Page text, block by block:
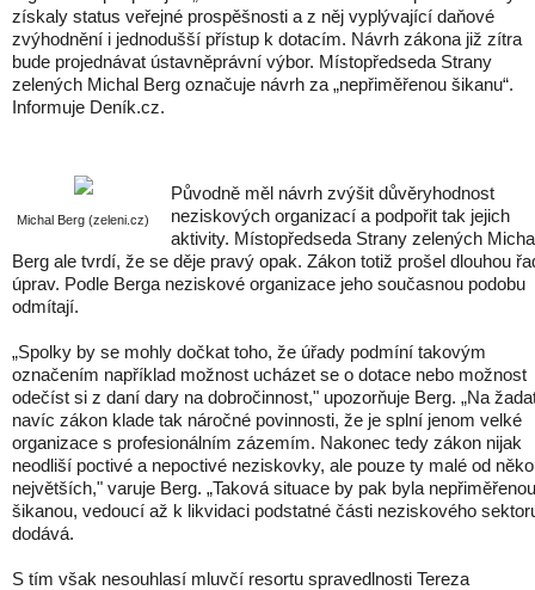
získaly status veřejné prospěšnosti a z něj vyplývající daňové
zvýhodnění i jednodušší přístup k dotacím. Návrh zákona již zítra
bude projednávat ústavněprávní výbor. Místopředseda Strany
zelených Michal Berg označuje návrh za „nepřiměřenou šikanu“.
Informuje Deník.cz.
Michal Berg (zeleni.cz)
Původně měl návrh zvýšit důvěryhodnost
neziskových organizací a podpořit tak jejich
aktivity. Místopředseda Strany zelených
Berg ale tvrdí, že se děje pravý opak. Zákon totiž prošel dlouhou
úprav. Podle Berga neziskové organizace jeho současnou podobu
odmítají.
„Spolky by se mohly dočkat toho, že úřady podmíní takovým
označením například možnost ucházet se o dotace nebo možnost
odečíst si z daní dary na dobročinnost," upozorňuje Berg. „Na
navíc zákon klade tak náročné povinnosti, že je splní jenom velké
organizace s profesionálním zázemím. Nakonec tedy zákon nijak
neodliší poctivé a nepoctivé neziskovky, ale pouze ty malé od
největších," varuje Berg. „Taková situace by pak byla nepřiměřenou
šikanou, vedoucí až k likvidaci podstatné části neziskového
dodává.
S tím však nesouhlasí mluvčí resortu spravedlnosti Tereza